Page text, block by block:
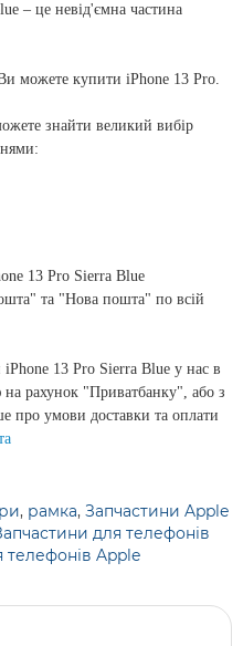
– це невід'ємна частина
можете купити iPhone 13 Pro.
знайти великий вибір
13 Pro Sierra Blue
та "Нова пошта" по всій
13 Pro Sierra Blue у нас в
на рахунок "Приватбанку", або з
про умови доставки та оплати
, рамка, Запчастини Apple
для телефонів
телефонів Apple